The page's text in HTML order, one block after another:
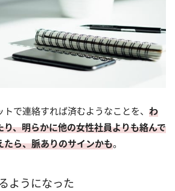
で連絡すれば済むようなことを、 わ
、明らかに他の女性社員よりも絡んで
たら、脈ありのサインかも。
ようになった